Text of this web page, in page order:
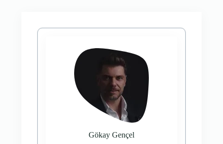
Gökay Gençel